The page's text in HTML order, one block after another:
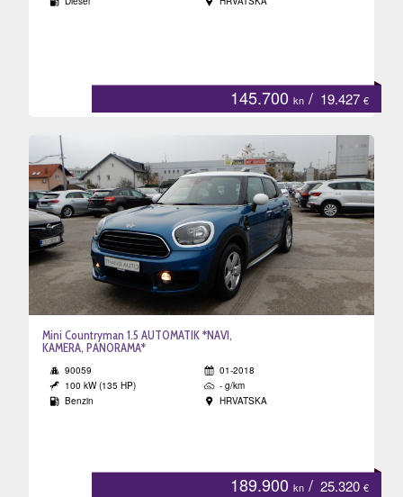
145.700 kn / 19.427 €
Mini Countryman 1.5 AUTOMATIK *NAVI,
KAMERA, PANORAMA*
90059
01-2018
100 kW (135 HP)
- g/km
Benzin
HRVATSKA
189.900 kn / 25.320 €